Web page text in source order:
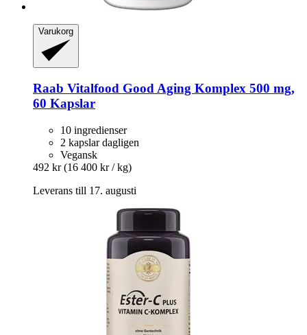
Varukorg
Raab Vitalfood Good Aging Komplex 500 mg,
60 Kapslar
10 ingredienser
2 kapslar dagligen
Vegansk
492 kr (16 400 kr / kg)
Leverans till 17. augusti